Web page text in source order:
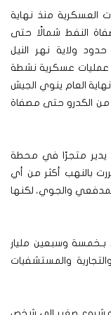
العسكرية منذ نهاية
مصفاة النفط شمالًا حتى
ولاية نهر النيل
عمليات عسكرية نشطة
العام ينوي الجيش
من الكدرو حتى مصفاة
يدير متجرًا في محطة
بالنهب أكثر من أي
والجوي، لكنها
وسبعين مليار
والمستشفيات